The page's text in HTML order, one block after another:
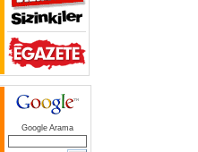
Google Arama